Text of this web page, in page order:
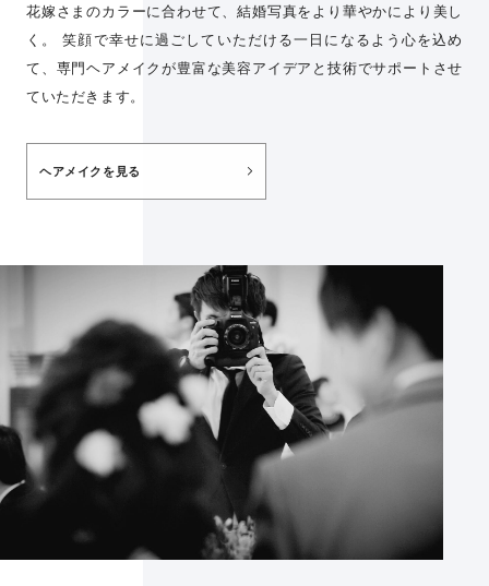
花嫁さまのカラーに合わせて、結婚写真をより華やかにより美し
く。 笑顔で幸せに過ごしていただける一日になるよう心を込め
て、専門ヘアメイクが豊富な美容アイデアと技術でサポートさせ
ていただきます。
ヘアメイクを見る